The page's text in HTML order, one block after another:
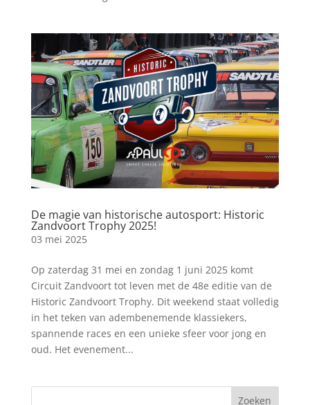
De magie van historische autosport: Historic
Zandvoort Trophy 2025!
03 mei 2025
Op zaterdag 31 mei en zondag 1 juni 2025 komt
Circuit Zandvoort tot leven met de 48e editie van de
Historic Zandvoort Trophy. Dit weekend staat volledig
in het teken van adembenemende klassiekers,
spannende races en een unieke sfeer voor jong en
oud. Het evenement...